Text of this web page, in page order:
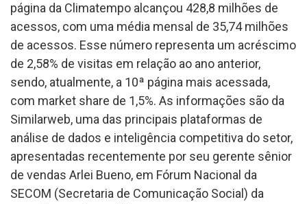
página da Climatempo alcançou 428,8 milhões de
acessos, com uma média mensal de 35,74 milhões
de acessos. Esse número representa um acréscimo
de 2,58% de visitas em relação ao ano anterior,
sendo, atualmente, a 10ª página mais acessada,
com market share de 1,5%. As informações são da
Similarweb, uma das principais plataformas de
análise de dados e inteligência competitiva do setor,
apresentadas recentemente por seu gerente sênior
de vendas Arlei Bueno, em Fórum Nacional da
SECOM (Secretaria de Comunicação Social) da